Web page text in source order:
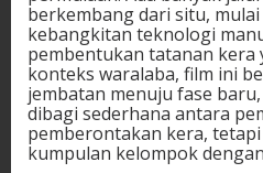
berkembang dari situ,
kebangkitan teknologi
pembentukan tatanan kera
konteks waralaba, film ini
jembatan menuju fase
dibagi sederhana antara
pemberontakan kera,
kumpulan kelompok